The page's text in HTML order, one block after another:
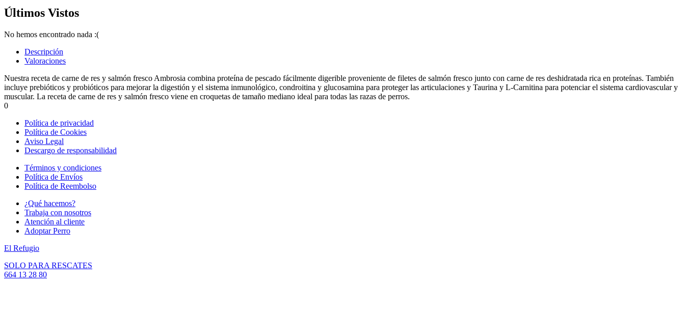
Últimos Vistos
No hemos encontrado nada :(
Descripción
Valoraciones
Nuestra receta de carne de res y salmón fresco Ambrosia combina proteína de pescado fácilmente digerible proveniente de filetes de salmón fresco junto con carne de res deshidratada rica en proteínas. También
incluye prebióticos y probióticos para mejorar la digestión y el sistema inmunológico, condroitina y glucosamina para proteger las articulaciones y Taurina y L-Carnitina para potenciar el sistema cardiovascular y
muscular. La receta de carne de res y salmón fresco viene en croquetas de tamaño mediano ideal para todas las razas de perros.
0
Política de privacidad
Política de Cookies
Aviso Legal
Descargo de responsabilidad
Términos y condiciones
Política de Envíos
Política de Reembolso
¿Qué hacemos?
Trabaja con nosotros
Atención al cliente
Adoptar Perro
El Refugio
SOLO PARA RESCATES
664 13 28 80